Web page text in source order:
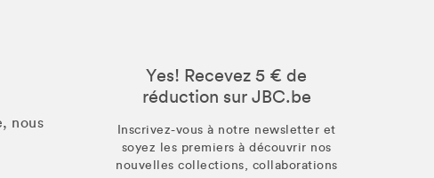
nous
Yes! Recevez 5 € de
réduction sur JBC.be
Inscrivez-vous à notre newsletter et
soyez les premiers à découvrir nos
nouvelles collections, collaborations